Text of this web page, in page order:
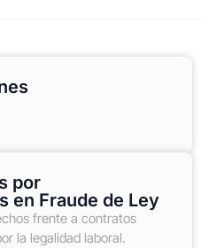
por
en Fraude de Ley
frente a contratos
la legalidad laboral.